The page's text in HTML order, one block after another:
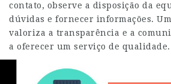
contato, observe a disposição da
dúvidas e fornecer informações.
valoriza a transparência e a
a oferecer um serviço de qualidade.